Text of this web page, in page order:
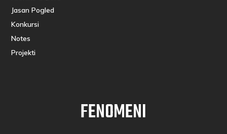
Jasan Pogled
Konkursi
Notes
Projekti
FENOMENI